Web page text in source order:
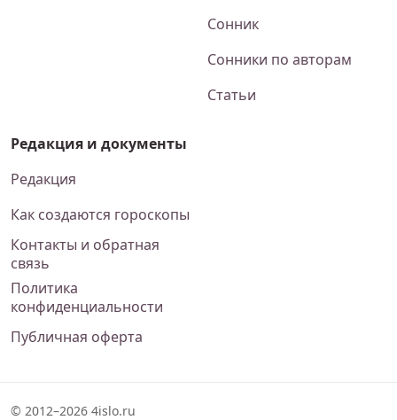
Сонник
Сонники по авторам
Статьи
Редакция и документы
Редакция
Как создаются гороскопы
Контакты и обратная
связь
Политика
конфиденциальности
Публичная оферта
© 2012–2026 4islo.ru